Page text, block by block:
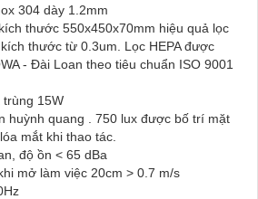
304 dày 1.2mm
thước 550x450x70mm hiệu quả lọc
thước từ 0.3um. Lọc HEPA được
- Đài Loan theo tiêu chuẩn ISO 9001
trùng 15W
huỳnh quang . 750 lux được bố trí mặt
mắt khi thao tác.
độ ồn < 65 dBa
mở làm việc 20cm > 0.7 m/s